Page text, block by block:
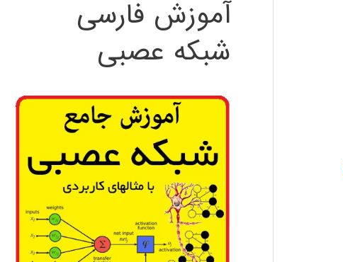
آموزش فارسی
شبکه عصبی